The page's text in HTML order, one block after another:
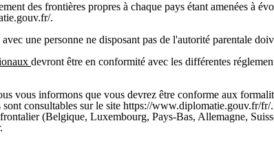
des frontières propres à chaque pays étant amenées à
.
une personne ne disposant pas de l'autorité parentale
devront être en conformité avec les différentes
vous informons que vous devrez être conforme aux
consultables sur le site https://www.diplomatie.gouv.fr/
(Belgique, Luxembourg, Pays-Bas, Allemagne,